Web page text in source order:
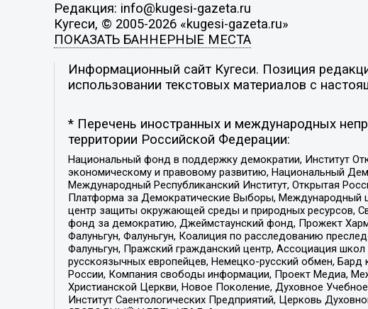
Редакция: info@kugesi-gazeta.ru
Кугеси, © 2005-2026 «kugesi-gazeta.ru»
ПОКАЗАТЬ БАННЕРНЫЕ МЕСТА
Информационный сайт Кугеси. Позиция
использовании текстовых материалов с
* Перечень иностранных и международных
территории Российской Федерации:
Национальный фонд в поддержку демократии, Институт
экономическому и правовому развитию, Национальный
Международный Республиканский Институт, Открытая
Платформа за Демократические Выборы, Международный
центр защиты окружающей среды и природных ресурсов,
фонд за демократию, Джеймстаунский фонд, Прожект
Фалуньгун, Фалуньгун, Коалиция по расследованию
Фалуньгун, Пражский гражданский центр, Ассоциация
русскоязычных европейцев, Немецко-русский обмен,
России, Компания свободы информации, Проект Медиа,
Христианской Церкви, Новое Поколение, Духовное
Институт Саентологических Предприятий, Церковь